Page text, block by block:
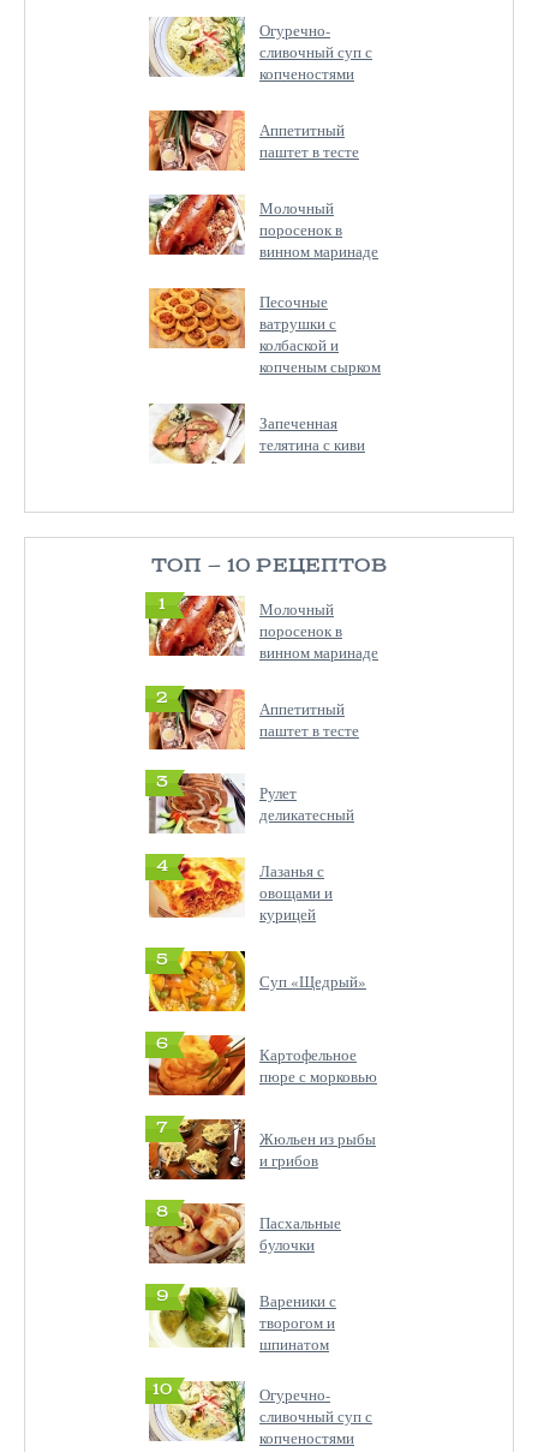
Огуречно-
сливочный суп с
копченостями
Аппетитный
паштет в тесте
Молочный
поросенок в
винном маринаде
Песочные
ватрушки с
колбаской и
копченым сырком
Запеченная
телятина с киви
ТОП — 10 РЕЦЕПТОВ
1
Молочный
поросенок в
винном маринаде
2
Аппетитный
паштет в тесте
3
Рулет
деликатесный
4
Лазанья с
овощами и
курицей
5
Суп «Щедрый»
6
Картофельное
пюре с морковью
7
Жюльен из рыбы
и грибов
8
Пасхальные
булочки
9
Вареники с
творогом и
шпинатом
10
Огуречно-
сливочный суп с
копченостями